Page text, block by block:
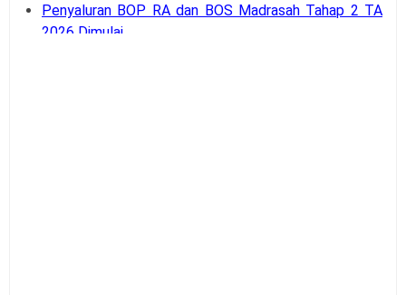
Penyaluran BOP RA dan BOS Madrasah Tahap 2 TA
2026 Dimulai